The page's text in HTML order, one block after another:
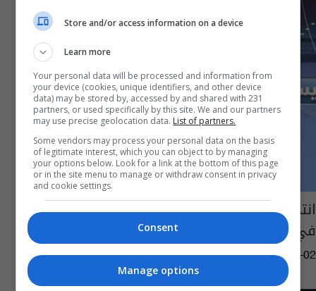
انتحار شاب بسبب رسوبه في السادس الاعدادي
في ميسان
14:25 | 2018-08-02
Store and/or access information on a device
Learn more
Your personal data will be processed and information from
your device (cookies, unique identifiers, and other device
data) may be stored by, accessed by and shared with 231
partners, or used specifically by this site. We and our partners
may use precise geolocation data. List of partners.
Some vendors may process your personal data on the basis
of legitimate interest, which you can object to by managing
your options below. Look for a link at the bottom of this page
or in the site menu to manage or withdraw consent in privacy
and cookie settings.
Consent
Manage options